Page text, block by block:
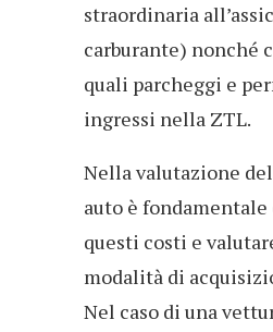
straordinaria
carburante) nonché
quali parcheggi e
ingressi nella ZTL.
Nella valutazione
auto è
questi costi e
modalità di
Nel caso di una